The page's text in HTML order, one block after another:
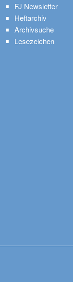
FJ Newsletter
Heftarchiv
Archivsuche
Lesezeichen